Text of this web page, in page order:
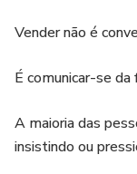
Vender não é
É comunicar-se
A maioria das
insistindo ou